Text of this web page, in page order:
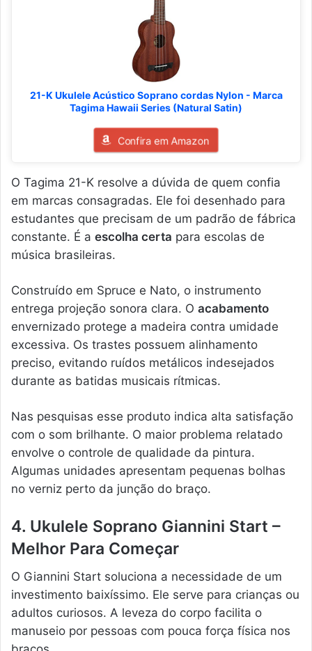
21-K Ukulele Acústico Soprano cordas Nylon - Marca
Tagima Hawaii Series (Natural Satin)
Confira em Amazon
O Tagima 21-K resolve a dúvida de quem confia
em marcas consagradas. Ele foi desenhado para
estudantes que precisam de um padrão de fábrica
constante. É a escolha certa para escolas de
música brasileiras.
Construído em Spruce e Nato, o instrumento
entrega projeção sonora clara. O acabamento
envernizado protege a madeira contra umidade
excessiva. Os trastes possuem alinhamento
preciso, evitando ruídos metálicos indesejados
durante as batidas musicais rítmicas.
Nas pesquisas esse produto indica alta satisfação
com o som brilhante. O maior problema relatado
envolve o controle de qualidade da pintura.
Algumas unidades apresentam pequenas bolhas
no verniz perto da junção do braço.
4. Ukulele Soprano Giannini Start –
Melhor Para Começar
O Giannini Start soluciona a necessidade de um
investimento baixíssimo. Ele serve para crianças ou
adultos curiosos. A leveza do corpo facilita o
manuseio por pessoas com pouca força física nos